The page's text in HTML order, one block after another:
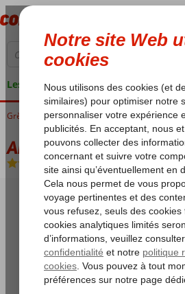
Les garanties de vacances
Grèce Zakynthos Kalamaki Amaryllis Hotel
Amaryllis Hotel
Demi-pension-Aparthotel